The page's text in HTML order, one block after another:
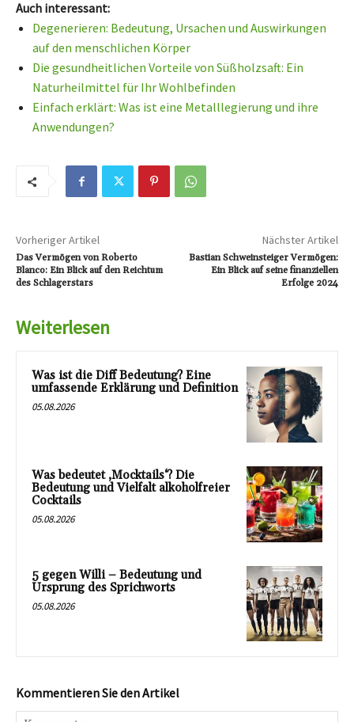
Auch interessant:
Degenerieren: Bedeutung, Ursachen und Auswirkungen
auf den menschlichen Körper
Die gesundheitlichen Vorteile von Süßholzsaft: Ein
Naturheilmittel für Ihr Wohlbefinden
Einfach erklärt: Was ist eine Metalllegierung und ihre
Anwendungen?
Vorheriger Artikel
Das Vermögen von Roberto
Blanco: Ein Blick auf den Reichtum
des Schlagerstars
Nächster Artikel
Bastian Schweinsteiger Vermögen:
Ein Blick auf seine finanziellen
Erfolge 2024
Weiterlesen
Was ist die Diff Bedeutung? Eine
umfassende Erklärung und Definition
05.08.2026
Was bedeutet ‚Mocktails‘? Die
Bedeutung und Vielfalt alkoholfreier
Cocktails
05.08.2026
5 gegen Willi – Bedeutung und
Ursprung des Sprichworts
05.08.2026
Kommentieren Sie den Artikel